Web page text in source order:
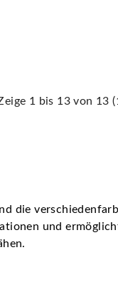
1 bis 13 von 13
die
und